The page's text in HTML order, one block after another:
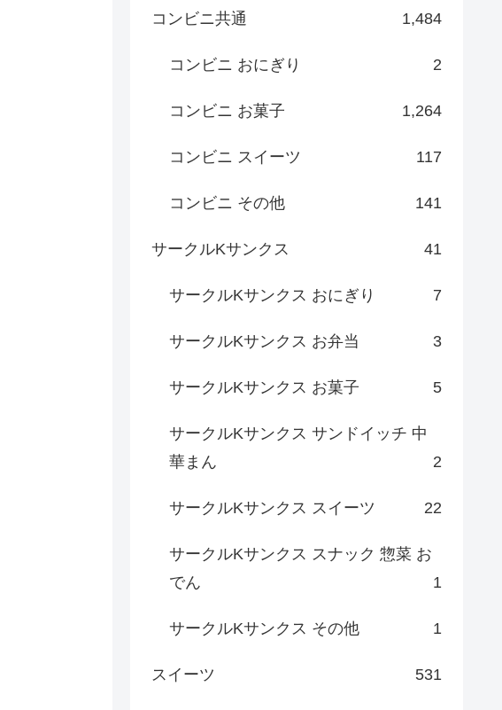
コンビニ共通 1,484
コンビニ おにぎり 2
コンビニ お菓子 1,264
コンビニ スイーツ 117
コンビニ その他 141
サークルKサンクス 41
サークルKサンクス おにぎり 7
サークルKサンクス お弁当 3
サークルKサンクス お菓子 5
サークルKサンクス サンドイッチ 中
華まん
2
サークルKサンクス スイーツ 22
サークルKサンクス スナック 惣菜 お
でん
1
サークルKサンクス その他 1
スイーツ 531